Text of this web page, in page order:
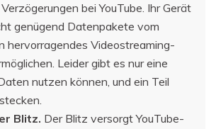
bei YouTube. Ihr Gerät
genügend Datenpakete vom
hervorragendes Videostreaming-
Leider gibt es nur eine
nutzen können, und ein Teil
Blitz. Der Blitz versorgt YouTube-